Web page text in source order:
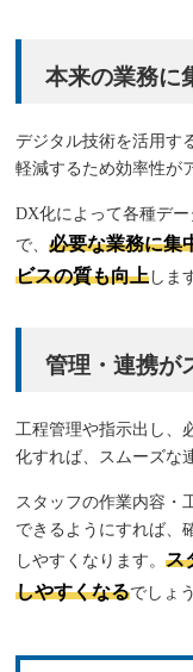
本来の業務に
デジタル技術を活用す
軽減するため効率性が
DX化によって各種デ
で、必要な業務に集
ビスの質も向上 しま
管理・連携が
工程管理や指示出し、
化すれば、スムーズな
スタッフの作業内容・
できるようにすれば、
しやすくなります。ス
しやすくなるでしょう